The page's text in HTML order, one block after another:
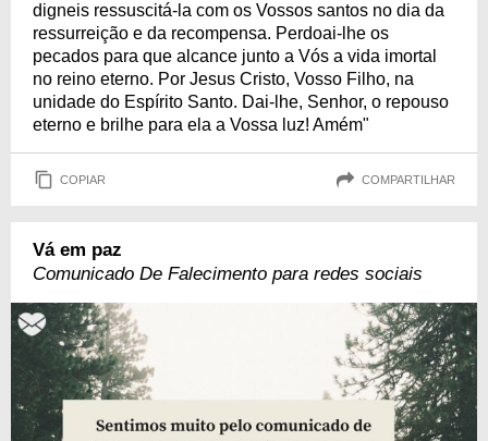
digneis ressuscitá-la com os Vossos santos no dia da
ressurreição e da recompensa. Perdoai-lhe os
pecados para que alcance junto a Vós a vida imortal
no reino eterno. Por Jesus Cristo, Vosso Filho, na
unidade do Espírito Santo. Dai-lhe, Senhor, o repouso
eterno e brilhe para ela a Vossa luz! Amém"
COPIAR COMPARTILHAR
Vá em paz
Comunicado De Falecimento para redes sociais